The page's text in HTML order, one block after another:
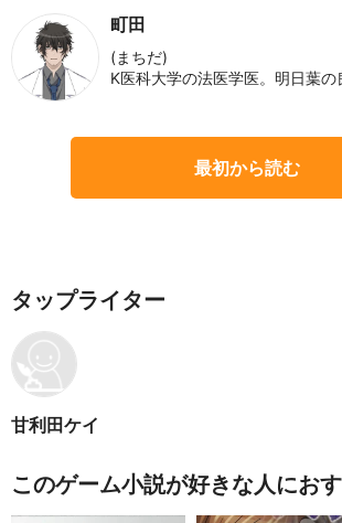
町田
(まちだ)
K医科大学の法医学医。明日葉の
最初から読む
タップライター
甘利田ケイ
このゲーム小説が好きな人にお